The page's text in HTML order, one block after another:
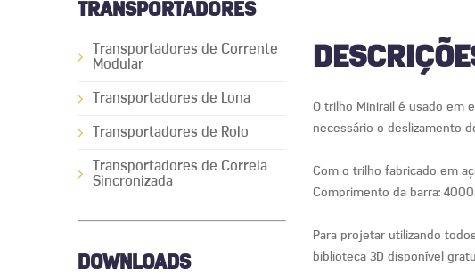
TRANSPORTADORES
Transportadores de Corrente
Modular
Transportadores de Lona
Transportadores de Rolo
Transportadores de Correia
Sincronizada
DOWNLOADS
O trilho Minirail é usado em
necessário o deslizamento
Com o trilho fabricado em
Comprimento da barra:
Para projetar utilizando
biblioteca 3D disponível